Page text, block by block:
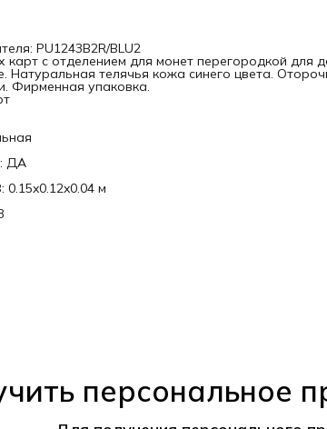
PU1243B2R/BLU2
с отделением для монет перегородкой для
Натуральная телячья кожа синего цвета.
Фирменная упаковка.
ДА
м
персональное